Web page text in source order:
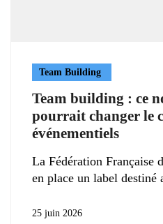
Team Building
Team building : ce
pourrait changer le
événementiels
La Fédération Française
en place un label destiné
25 juin 2026